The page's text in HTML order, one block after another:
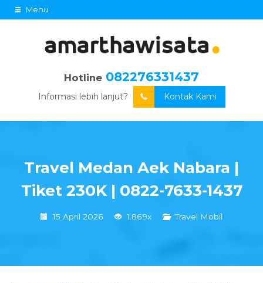
Menu
Hotline 082276331437
Informasi lebih lanjut? Kontak Kami
Travel Medan Aek Nabara |
Tiket 230K | 0822-7633-1437
15 April 2026 1.869x Travel Mobil